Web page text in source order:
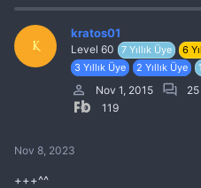
K
kratos01
Level 60 7 Yıllık Üye 6
3 Yıllık Üye
2 Yıllık Üye
Nov 1, 2015 25
119
Nov 8, 2023
+++^^